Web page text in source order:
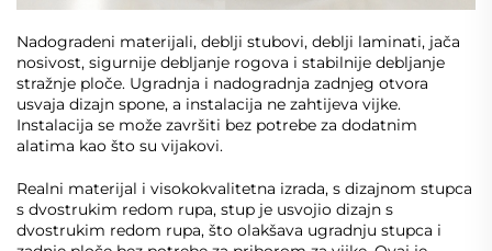
Nadogradeni materijali, deblji stubovi, deblji laminati, jača
nosivost, sigurnije debljanje rogova i stabilnije debljanje
stražnje ploče. Ugradnja i nadogradnja zadnjeg otvora
usvaja dizajn spone, a instalacija ne zahtijeva vijke.
Instalacija se može završiti bez potrebe za dodatnim
alatima kao što su vijakovi.
Realni materijal i visokokvalitetna izrada, s dizajnom stupca
s dvostrukim redom rupa, stup je usvojio dizajn s
dvostrukim redom rupa, što olakšava ugradnju stupca i